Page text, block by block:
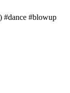
#dance #blowup